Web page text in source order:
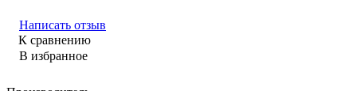
Написать отзыв
К сравнению
В избранное